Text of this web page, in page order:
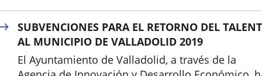
Inicio
SUBVENCIONES PARA EL RETORNO DEL
AL MUNICIPIO DE VALLADOLID 2019
El Ayuntamiento de Valladolid, a través de la